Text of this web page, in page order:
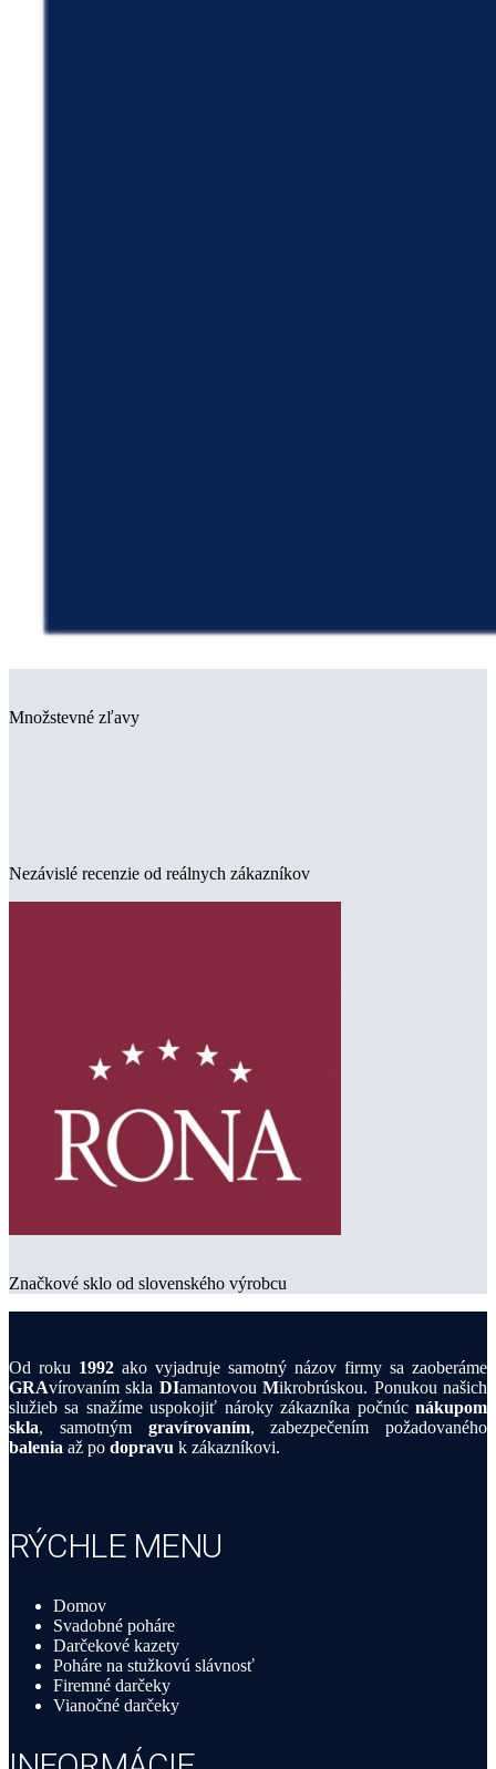
Množstevné zľavy
Nezávislé recenzie od reálnych zákazníkov
Značkové sklo od slovenského výrobcu
Od roku 1992 ako vyjadruje samotný názov firmy sa zaoberáme
GRAvírovaním skla DIamantovouMikrobrúskou. Ponukou našich
služieb sa snažíme uspokojiť nároky zákazníka počnúc nákupom
skla, samotným gravírovaním, zabezpečením požadovaného
balenia až po dopravu k zákazníkovi.
RÝCHLE MENU
Domov
Svadobné poháre
Darčekové kazety
Poháre na stužkovú slávnosť
Firemné darčeky
Vianočné darčeky